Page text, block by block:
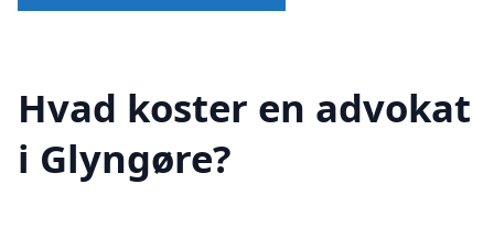
Hvad koster en advokat
i Glyngøre?